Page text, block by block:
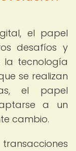
el papel
desafíos y
la tecnología
se realizan
el papel
a un
cambio.